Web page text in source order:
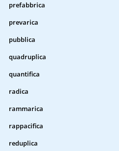
prefabbrica
prevarica
pubblica
quadruplica
quantifica
radica
rammarica
rappacifica
reduplica